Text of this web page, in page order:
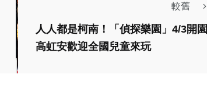
較舊
人人都是柯南！「偵探樂園」4/3開園
高虹安歡迎全國兒童來玩
農農產品行
暨將軍區洋香